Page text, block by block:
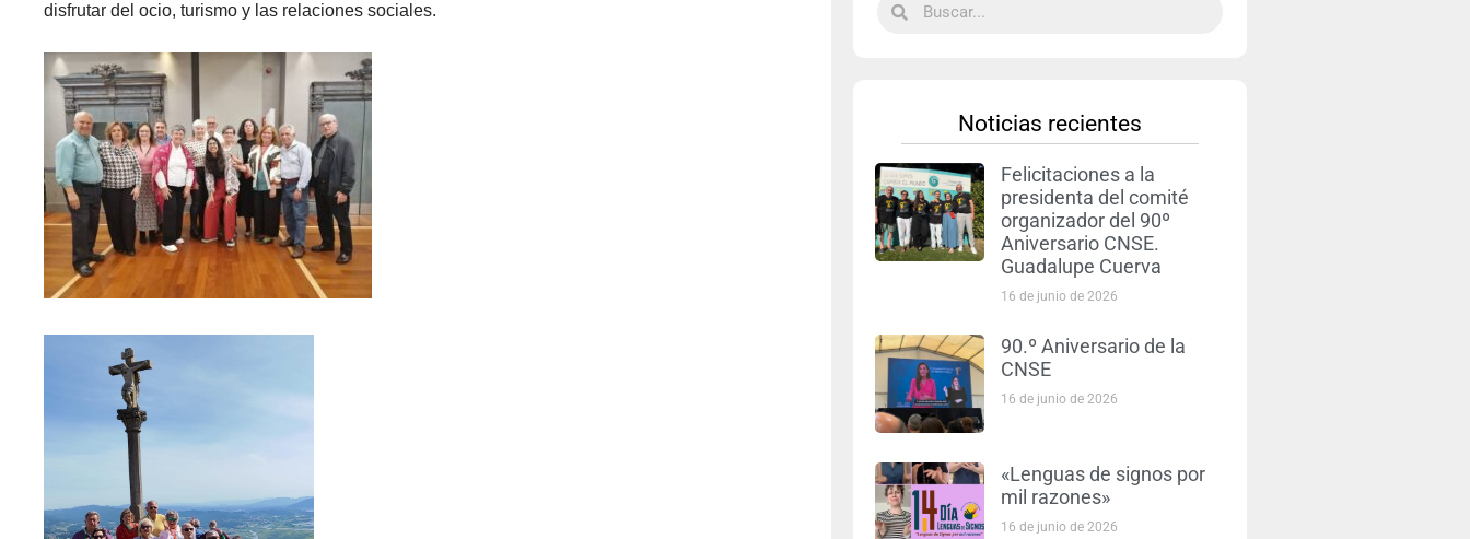
disfrutar del ocio, turismo y las relaciones sociales.
Noticias recientes
Felicitaciones a la
presidenta del comité
organizador del 90º
Aniversario CNSE.
Guadalupe Cuerva
16 de junio de 2026
90.º Aniversario de la
CNSE
16 de junio de 2026
«Lenguas de signos por
mil razones»
16 de junio de 2026